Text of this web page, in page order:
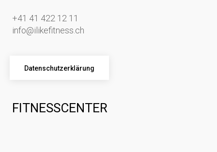
+41 41 422 12 11
info@ilikefitness.ch
Datenschutzerklärung
FITNESSCENTER